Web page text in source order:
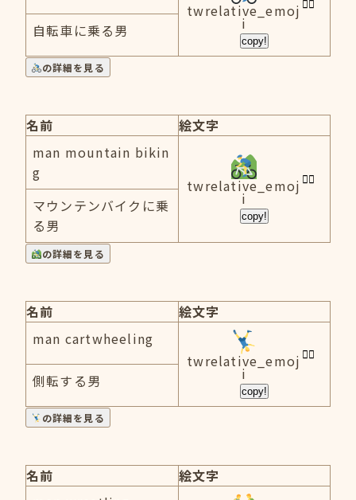
twrelative_emoj
i
copy!
自転車に乗る男
の詳細を見る
名前
絵文字
man mountain bikin
g
twrelative_emoj
i
copy!
マウンテンバイクに乗
る男
の詳細を見る
名前
絵文字
man cartwheeling
twrelative_emoj
i
copy!
側転する男
の詳細を見る
名前
絵文字